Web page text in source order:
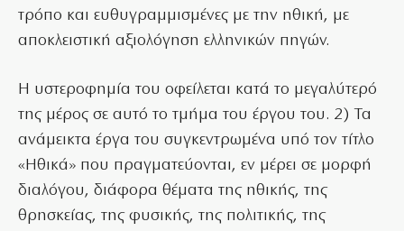
τρόπο και ευθυγραμμισμένες με την ηθική, με
αποκλειστική αξιολόγηση ελληνικών πηγών.
Η υστεροφημία του οφείλεται κατά το μεγαλύτερό
της μέρος σε αυτό το τμήμα του έργου του. 2) Τα
ανάμεικτα έργα του συγκεντρωμένα υπό τον τίτλο
«Ηθικά» που πραγματεύονται, εν μέρει σε μορφή
διαλόγου, διάφορα θέματα της ηθικής, της
θρησκείας, της φυσικής, της πολιτικής, της